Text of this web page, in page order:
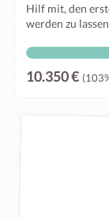
Hilf mit, den
werden zu
10.350 €